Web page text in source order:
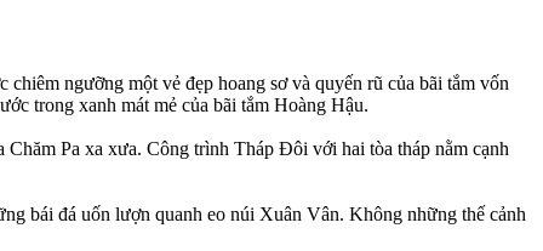
ngưỡng một vẻ đẹp hoang sơ và quyến rũ của bãi tắm vốn
trong xanh mát mẻ của bãi tắm Hoàng Hậu.
Pa xa xưa. Công trình Tháp Đôi với hai tòa tháp nằm cạnh
bái đá uốn lượn quanh eo núi Xuân Vân. Không những thế cảnh